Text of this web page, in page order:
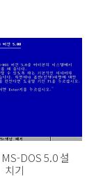
DOS 5.0 설
치기